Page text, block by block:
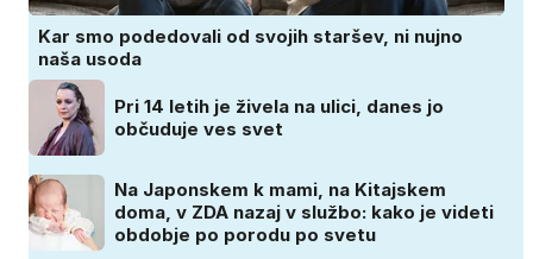
Kar smo podedovali od svojih staršev, ni nujno
naša usoda
Pri 14 letih je živela na ulici, danes jo
občuduje ves svet
Na Japonskem k mami, na Kitajskem
doma, v ZDA nazaj v službo: kako je videti
obdobje po porodu po svetu